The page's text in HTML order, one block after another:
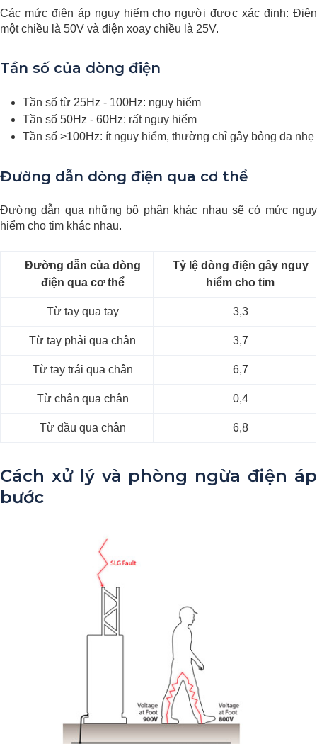
Các mức điện áp nguy hiểm cho người được xác định: Điện
một chiều là 50V và điện xoay chiều là 25V.
Tần số của dòng điện
Tần số từ 25Hz - 100Hz: nguy hiểm
Tần số 50Hz - 60Hz: rất nguy hiểm
Tần số >100Hz: ít nguy hiểm, thường chỉ gây bỏng da nhẹ
Đường dẫn dòng điện qua cơ thể
Đường dẫn qua những bộ phận khác nhau sẽ có mức nguy
hiểm cho tim khác nhau.
Đường dẫn của dòng
điện qua cơ thể
Tỷ lệ dòng điện gây nguy
hiểm cho tim
Từ tay qua tay 3,3
Từ tay phải qua chân 3,7
Từ tay trái qua chân 6,7
Từ chân qua chân 0,4
Từ đầu qua chân 6,8
Cách xử lý và phòng ngừa điện áp
bước